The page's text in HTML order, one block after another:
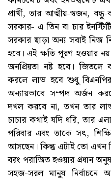
প্রার্থী, তার আত্মীয়-স্বজন,
সরকার- এ তিন বা চার
সরকার ছাড়া অন্য সবাই নিজ
হবে। এই ক্ষতি পূরণ হওয়ার
জনপ্রিয়তা নষ্ট হবে। জিতলে
করলে লাভ হবে শুধু
অন্যায়ভাবে সম্পদ অর্জন
দখল করবে না, তখন তার
চাচার কথাই যদি ধরি, তার
পরিবার এবং তাকে সৎ,
আসছেন। কিন্তু এটাই তো এখন
বরং পরাজিত হওয়ার প্রধান
সহজ-সরল মানুষ নির্বাচনে